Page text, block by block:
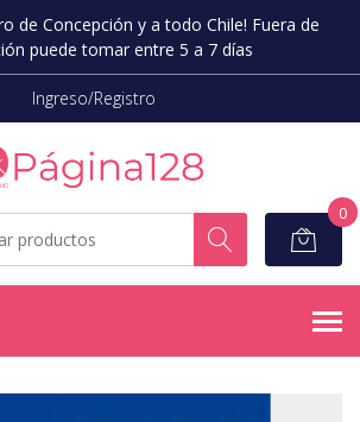
de Concepción y a todo Chile! Fuera de
puede tomar entre 5 a 7 días
Ingreso/Registro
0